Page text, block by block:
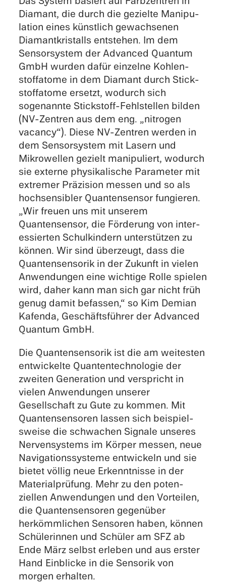
Diamant, die durch die gezielte Manip­u­
la­tion eines künstlich gewach­se­nen
Diaman­tkristalls entste­hen. Im dem
Sensorsys­tem der Advanced Quantum
GmbH wurden dafür einzelne Kohlen­
stoffatome in dem Diamant durch Stick­
stoffatome ersetzt, wodurch sich
sogenan­nte Stickstoff-Fehlstellen bilden
(NV-Zentren aus dem eng. „nitro­gen
vacancy“). Diese NV-Zentren werden in
dem Sensorsys­tem mit Lasern und
Mikrow­ellen gezielt manip­uliert, wodurch
sie externe physikalis­che Parame­ter mit
extremer Präzi­sion messen und so als
hochsen­si­bler Quantensen­sor fungieren.
„Wir freuen uns mit unserem
Quantensen­sor, die Förderung von inter­
essierten Schulkindern unter­stützen zu
können. Wir sind überzeugt, dass die
Quanten­sensorik in der Zukunft in vielen
Anwen­dun­gen eine wichtige Rolle spielen
wird, daher kann man sich gar nicht früh
genug damit befassen,“ so Kim Demian
Kafenda, Geschäfts­führer der Advanced
Quantum GmbH.
Die Quanten­sensorik ist die am weitesten
entwick­elte Quanten­technologie der
zweiten Gener­a­tion und verspricht in
vielen Anwen­dun­gen unserer
Gesellschaft zu Gute zu kommen. Mit
Quantensen­soren lassen sich beispiel­
sweise die schwachen Signale unseres
Nerven­sys­tems im Körper messen, neue
Naviga­tion­ssys­teme entwick­eln und sie
bietet völlig neue Erken­nt­nisse in der
Materi­al­prü­fung. Mehr zu den poten­
ziellen Anwen­dun­gen und den Vorteilen,
die Quantensen­soren gegenüber
herkömm­lichen Sensoren haben, können
Schülerin­nen und Schüler am SFZ ab
Ende März selbst erleben und aus erster
Hand Einblicke in die Sensorik von
morgen erhalten.